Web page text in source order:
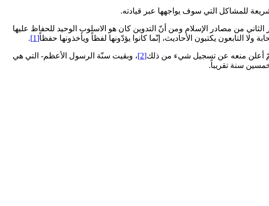
للمشاكل التي سوف يواجهها عبر قيادته.
من مصادر الإسلام ومن أنّ التدوين كان هو الاسلوب الوحيد للحفاظ عليها
يكتبون الأحاديث، إنّما كانوا يؤدّونها لفظاً ويأخذونها حفظاً[1]
.
ثمّ أعلن منعه عن تسجيل شي‏ء من ذلك‏[2]
، وبقيت سنّة الرسول الأعظم- التي هي
سنة تقريباً.